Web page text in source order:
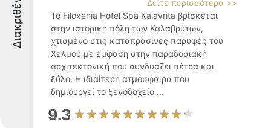
Διακριθέντες
Δείτε περισσότερα >>
Το Filoxenia Hotel Spa Kalavrita βρίσκεται
στην ιστορική πόλη των Καλαβρύτων,
χτισμένο στις καταπράσινες παρυφές του
Χελμού με έμφαση στην παραδοσιακή
αρχιτεκτονική που συνδυάζει πέτρα και
ξύλο. Η ιδιαίτερη ατμόσφαιρα που
δημιουργεί το ξενοδοχείο ...
9.3